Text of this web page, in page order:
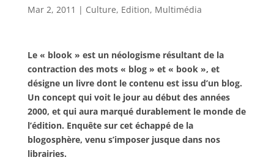
Mar 2, 2011 | Culture, Edition, Multimédia
Le « blook » est un néologisme résultant de la
contraction des mots « blog » et « book », et
désigne un livre dont le contenu est issu d’un blog.
Un concept qui voit le jour au début des années
2000, et qui aura marqué durablement le monde de
l’édition. Enquête sur cet échappé de la
blogosphère, venu s’imposer jusque dans nos
librairies.